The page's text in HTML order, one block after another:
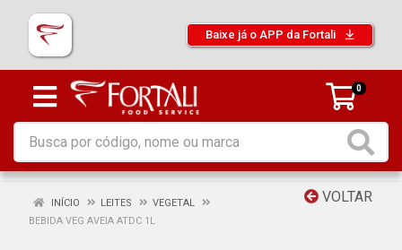
Baixe já o APP da Fortali
0
VOLTAR
INÍCIO LEITES
VEGETAL
BEBIDA VEG AVEIA ATDC 1L